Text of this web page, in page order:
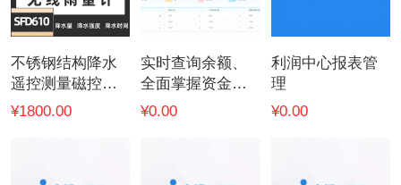
不锈钢结构降水
遥控测量磁控开
关无线雨量计
¥1800.00
实时查询余额、
全面掌握资金收
支
¥0.00
利润中心报表管
理
¥0.00